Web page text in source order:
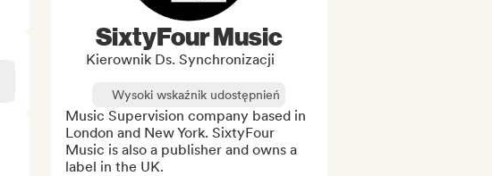
SixtyFour Music
Kierownik Ds. Synchronizacji
Wysoki wskaźnik udostępnień
Music Supervision company based in
London and New York. SixtyFour
Music is also a publisher and owns a
label in the UK.